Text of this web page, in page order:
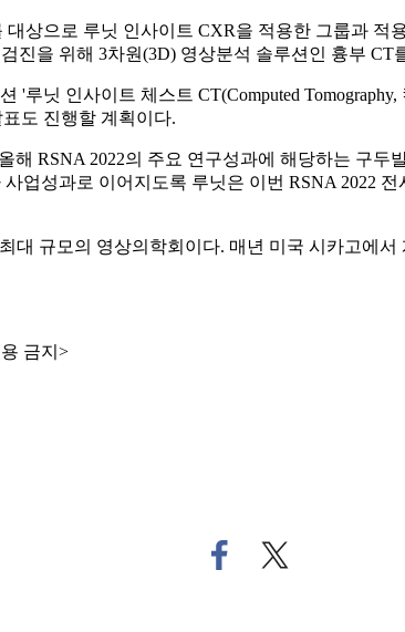
상으로 루닛 인사이트 CXR을 적용한 그룹과
진을 위해 3차원(3D) 영상분석 솔루션인 흉부
'루닛 인사이트 체스트 CT(Computed
도 진행할 계획이다.
RSNA 2022의 주요 연구성과에 해당하는 구두
업성과로 이어지도록 루닛은 이번 RSNA 2022
대 규모의 영상의학회이다. 매년 미국 시카고에
금지>
페
이
트
위